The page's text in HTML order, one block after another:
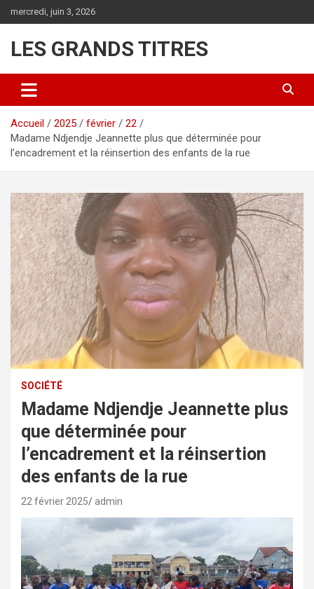
au
mercredi, juin 3, 2026
LES GRANDS TITRES
Accueil 2025 février
22
Madame Ndjendje Jeannette plus que déterminée pour
l’encadrement et la réinsertion des enfants de la rue
SOCIÉTÉ
Madame Ndjendje Jeannette plus
que déterminée pour
l’encadrement et la réinsertion
des enfants de la rue
22 février 2025 admin